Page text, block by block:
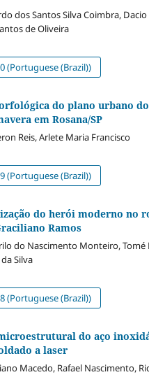
dos Santos Silva Coimbra,
de Oliveira
(Portuguese (Brazil))
do plano urbano
em Rosana/SP
Reis, Arlete Maria Francisco
(Portuguese (Brazil))
do herói moderno no
Ramos
do Nascimento Monteiro, Tomé
Silva
(Portuguese (Brazil))
do aço
a laser
Macedo, Rafael Nascimento,